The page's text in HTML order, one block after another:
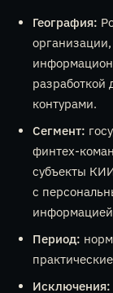
География:
разработкой
контурами.
Сегмент:
финтех-
субъекты
с
Период:
Исключения: